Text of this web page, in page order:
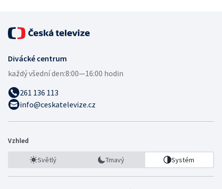
Divácké centrum
každý všední den:8:00—16:00 hodin
261 136 113
info@ceskatelevize.cz
Vzhled
Světlý Tmavý Systém